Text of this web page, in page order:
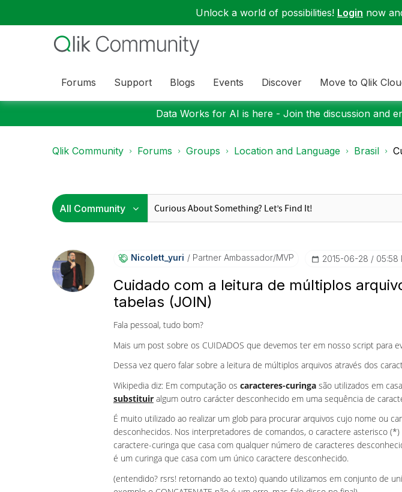
Unlock a world of possibilities! Login now
Forums Support Blogs Events Discover Move to Qlik
Data Works for AI is here - Join the discussion and
Qlik Community Forums Groups Location and Language Brasil
Nicolett_yuri Partner Ambassador/MVP ‎2015-06-28 05:58
Cuidado com a leitura de múltiplos
tabelas (JOIN)
Fala pessoal, tudo bom?
Mais um post sobre os CUIDADOS que devemos ter em nosso script para
Dessa vez quero falar sobre a leitura de múltiplos arquivos através dos
Wikipedia diz: Em computação os caracteres-curingasão utilizados em
substituiralgum outro carácter desconhecido em uma sequência de
É muito utilizado ao realizar um glob para procurar arquivos cujo nome ou
desconhecidos. Nos interpretadores de comandos, o caractere asterisco
caractere-curinga que casa com qualquer número de caracteres
é um curinga que casa com um único caractere desconhecido.
(entendido? rsrs! retornando ao texto) quando utilizamos em conjunto de